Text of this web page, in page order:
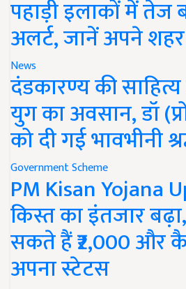
पहाड़ी इलाकों में तेज
अलर्ट, जानें अपने
News
दंडकारण्य की
युग का अवसान, डॉ
को दी गई भावभीनी
Government Scheme
PM Kisan Yojana
किस्त का इंतजार
सकते हैं ₹2,000 और
अपना स्टेटस